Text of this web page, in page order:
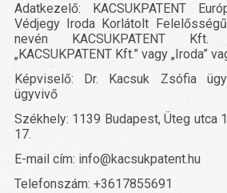
Adatkezelő: KACSUKPATENT
Védjegy Iroda Korlátolt
nevén KACSUKPATENT Kft.
„KACSUKPATENT Kft.” vagy „Iroda”
Képviselő: Dr. Kacsuk Zsófia
ügyvivő
Székhely: 1139 Budapest, Üteg utca
17.
E-mail cím: info@kacsukpatent.hu
Telefonszám: +3617855691